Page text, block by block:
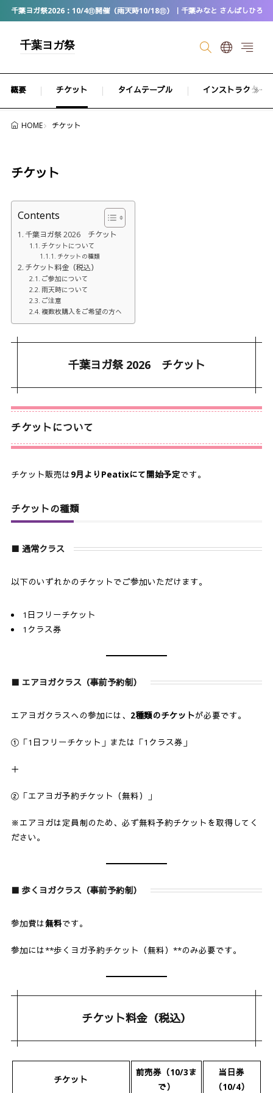
千葉ヨガ祭2026：10/4㊐開催（雨天時10/18㊐）｜千葉みなと さんばしひろば
千葉ヨガ祭
概要 チケット タイムテーブル インストラクター
HOME チケット
チケット
Contents
千葉ヨガ祭 2026 チケット
チケットについて
チケットの種類
チケット料金（税込）
ご参加について
雨天時について
ご注意
複数枚購入をご希望の方へ
千葉ヨガ祭 2026 チケット
チケットについて
チケット販売は9月よりPeatixにて開始予定です。
チケットの種類
■ 通常クラス
以下のいずれかのチケットでご参加いただけます。
1日フリーチケット
1クラス券
■ エアヨガクラス（事前予約制）
エアヨガクラスへの参加には、 2種類のチケットが必要です。
①「1日フリーチケット」または「1クラス券」
＋
②「エアヨガ予約チケット（無料）」
※エアヨガは定員制のため、必ず無料予約チケットを取得してく
ださい。
■ 歩くヨガクラス（事前予約制）
参加費は無料です。
参加には**歩くヨガ予約チケット（無料）**のみ必要です。
チケット料金（税込）
チケット
前売券（10/3ま
で）
当日券
（10/4）